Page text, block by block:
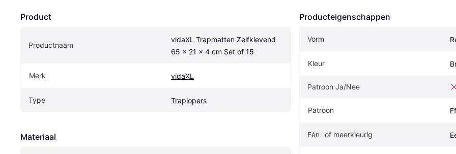
Product
Productnaam
vidaXL Trapmatten Zelfklevend
65 x 21 x 4 cm Set of 15
Merk vidaXL
Type Traplopers
Materiaal
Producteigenschappen
Vorm
Kleur
Patroon Ja/Nee
Patroon
Eén- of meerkleurig